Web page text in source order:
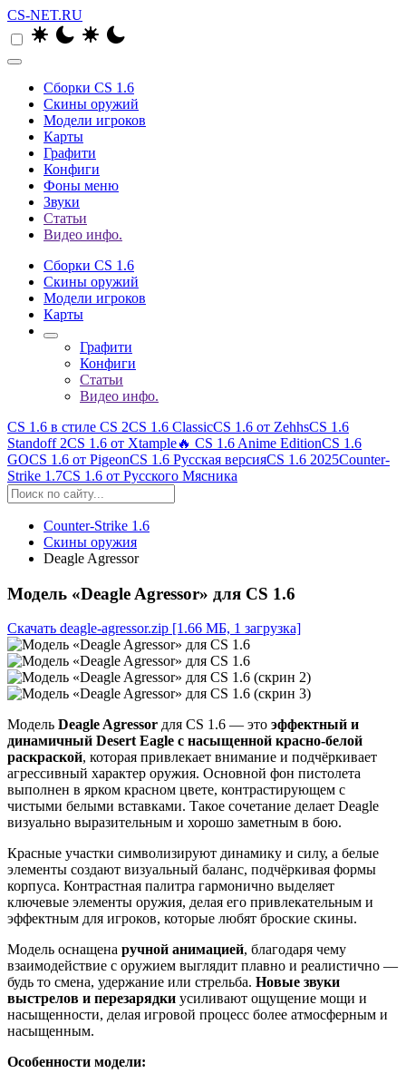
CS-NET.RU
Сборки CS 1.6
Скины оружий
Модели игроков
Карты
Графити
Конфиги
Фоны меню
Звуки
Статьи
Видео инфо.
Сборки CS 1.6
Скины оружий
Модели игроков
Карты
Графити
Конфиги
Статьи
Видео инфо.
CS 1.6 в стиле CS 2CS 1.6 ClassicCS 1.6 от ZehhsCS 1.6
Standoff 2CS 1.6 от Xtample🔥 CS 1.6 Anime EditionCS 1.6
GOCS 1.6 от PigeonCS 1.6 Русская версияCS 1.6 2025Counter-
Strike 1.7CS 1.6 от Русского Мясника
Counter-Strike 1.6
Скины оружия
Deagle Agressor
Модель «Deagle Agressor» для CS 1.6
Скачать deagle-agressor.zip [1.66 МБ, 1 загрузка]
Модель Deagle Agressor для CS 1.6 — это эффектный и
динамичный Desert Eagle с насыщенной красно-белой
раскраской, которая привлекает внимание и подчёркивает
агрессивный характер оружия. Основной фон пистолета
выполнен в ярком красном цвете, контрастирующем с
чистыми белыми вставками. Такое сочетание делает Deagle
визуально выразительным и хорошо заметным в бою.
Красные участки символизируют динамику и силу, а белые
элементы создают визуальный баланс, подчёркивая формы
корпуса. Контрастная палитра гармонично выделяет
ключевые элементы оружия, делая его привлекательным и
эффектным для игроков, которые любят броские скины.
Модель оснащена ручной анимацией, благодаря чему
взаимодействие с оружием выглядит плавно и реалистично —
будь то смена, удержание или стрельба. Новые звуки
выстрелов и перезарядки усиливают ощущение мощи и
насыщенности, делая игровой процесс более атмосферным и
насыщенным.
Особенности модели: